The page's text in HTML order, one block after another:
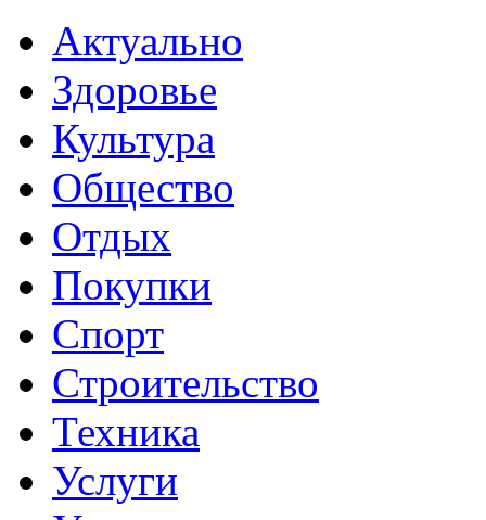
Актуально
Здоровье
Культура
Общество
Отдых
Покупки
Спорт
Строительство
Техника
Услуги